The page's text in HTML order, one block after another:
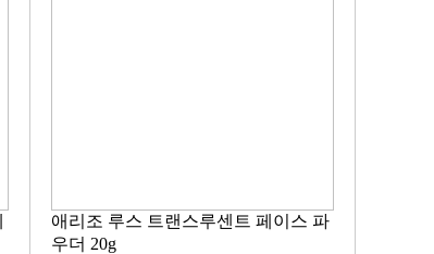
애리조 루스 트랜스루센트 페이스 파
우더 20g